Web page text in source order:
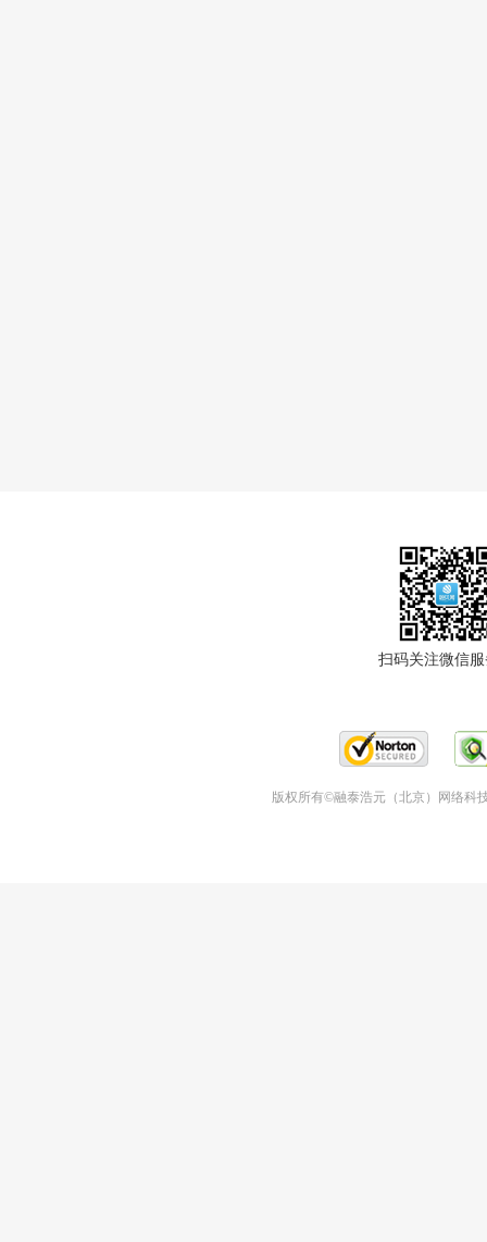
扫码关注微信
版权所有©融泰浩元（北京）网络科